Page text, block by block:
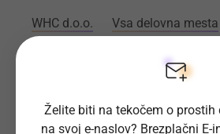
WHC d.o.o. Vsa delovna mesta